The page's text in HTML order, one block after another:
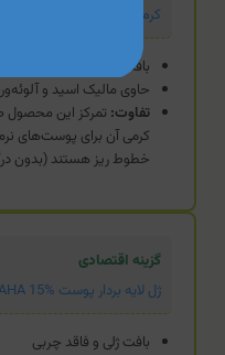
کرم لایه بردار فرونیا (AHA 15%)
بافت کرمی و فاقد BHA
حاوی مالیک اسید و آلوئه‌ورا
تفاوت: تمرکز این محصول
کرمی آن برای پوست‌های
خطوط ریز هستند (بدون
گزینه اقتصادی
ژل لایه بردار پوست AHA 15% پرودرما
بافت ژلی و فاقد چربی